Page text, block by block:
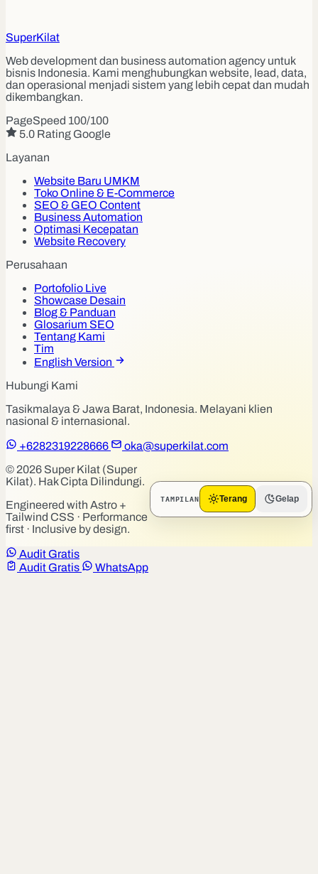
SuperKilat
Web development dan business automation agency untuk
bisnis Indonesia. Kami menghubungkan website, lead, data,
dan operasional menjadi sistem yang lebih cepat dan mudah
dikembangkan.
PageSpeed 100/100
5.0 Rating Google
Layanan
Website Baru UMKM
Toko Online & E-Commerce
SEO & GEO Content
Business Automation
Optimasi Kecepatan
Website Recovery
Perusahaan
Portofolio Live
Showcase Desain
Blog & Panduan
Glosarium SEO
Tentang Kami
Tim
English Version
Hubungi Kami
Tasikmalaya & Jawa Barat, Indonesia. Melayani klien
nasional & internasional.
+6282319228666
oka@superkilat.com
© 2026 Super Kilat (Super
Kilat). Hak Cipta Dilindungi.
Engineered with Astro +
Tailwind CSS · Performance
first · Inclusive by design.
TAMPILAN Terang Gelap
Audit Gratis
Audit Gratis
WhatsApp